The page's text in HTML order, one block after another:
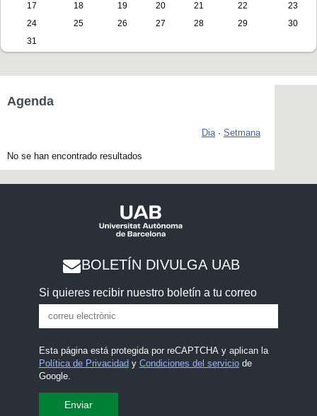
English Català
17
18 19 20 21 22
23
24
25 26 27 28 29
30
31
Agenda
Dia · Setmana
No se han encontrado resultados
BOLETÍN DIVULGA UAB
Si quieres recibir nuestro boletín a tu correo
Esta página está protegida por reCAPTCHA y aplican la
Política de Privacidady Condiciones del serviciode
Google.